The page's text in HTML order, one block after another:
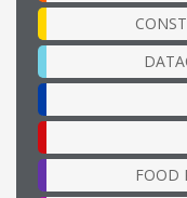
FOOD